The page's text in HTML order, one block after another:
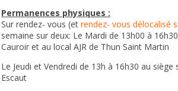
Permanences physiques :
Sur rendez- vous (etrendez- vous délocalisé
semaine sur deux: Le Mardi de 13h00 à
Cauroir et au local AJR de Thun Saint Martin
Le Jeudi et Vendredi de 13h à 16h30 au
Escaut